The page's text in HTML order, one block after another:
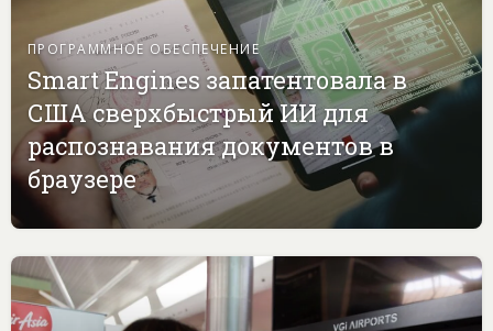
ПРОГРАММНОЕ ОБЕСПЕЧЕНИЕ
Smart Engines запатентовала в
США сверхбыстрый ИИ для
распознавания документов в
браузере